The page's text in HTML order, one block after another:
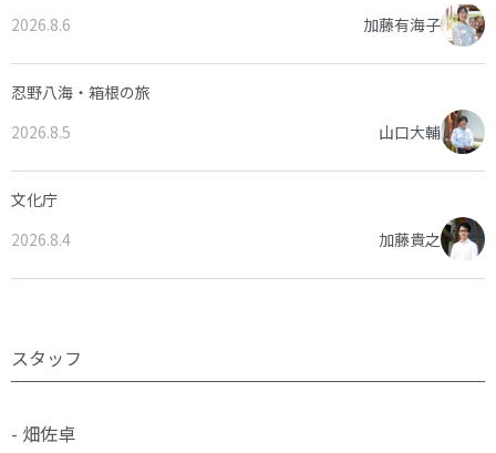
2026.8.6
加藤有海子
忍野八海・箱根の旅
2026.8.5
山口大輔
文化庁
2026.8.4
加藤貴之
スタッフ
- 畑佐卓